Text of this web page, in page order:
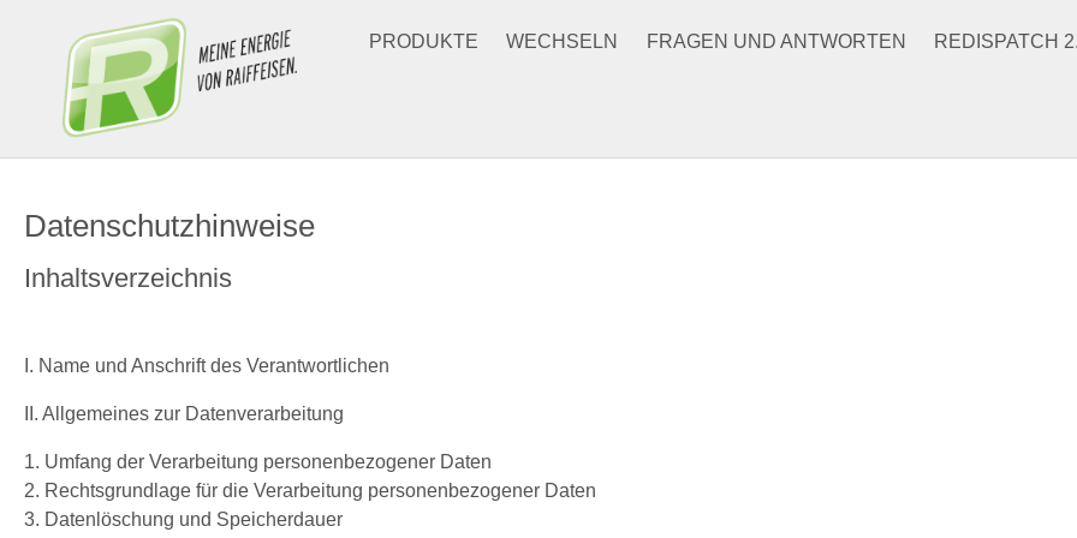
PRODUKTE
WECHSELN FRAGEN UND ANTWORTEN REDISPATCH
Datenschutzhinweise
Inhaltsverzeichnis
I. Name und Anschrift des Verantwortlichen
II. Allgemeines zur Datenverarbeitung
1. Umfang der Verarbeitung personenbezogener Daten
2. Rechtsgrundlage für die Verarbeitung personenbezogener Daten
3. Datenlöschung und Speicherdauer